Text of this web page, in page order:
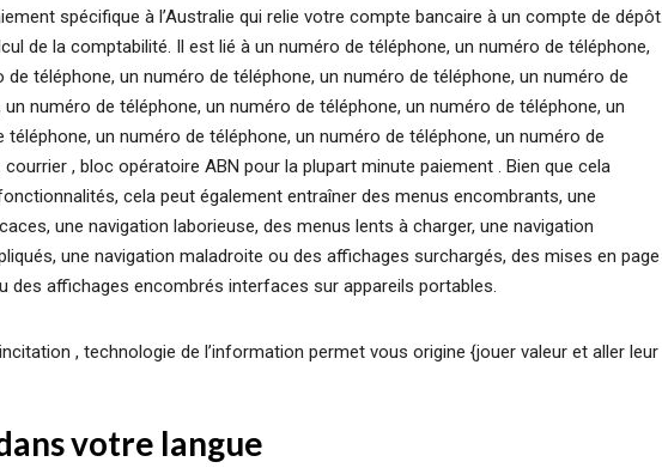
spécifique à l’Australie qui relie votre compte bancaire à un compte de dépôt.
de la comptabilité. Il est lié à un numéro de téléphone, un numéro de téléphone,
téléphone, un numéro de téléphone, un numéro de téléphone, un numéro de
numéro de téléphone, un numéro de téléphone, un numéro de téléphone, un
un numéro de téléphone, un numéro de téléphone, un numéro de
, bloc opératoire ABN pour la plupart minute paiement . Bien que cela
cela peut également entraîner des menus encombrants, une
une navigation laborieuse, des menus lents à charger, une navigation
une navigation maladroite ou des affichages surchargés, des mises en page
des affichages encombrés interfaces sur appareils portables.
, technologie de l’information permet vous origine {jouer valeur et aller leur
votre langue